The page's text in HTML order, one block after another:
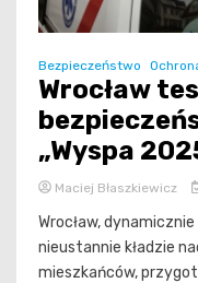
Bezpieczeństwo
Wrocław
„Wyspa
Maciej Błaszkiewicz
Wrocław,
nieustannie kładzie
mieszkańców,